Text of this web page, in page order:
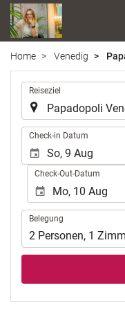
Home Venedig
Reiseziel
Check-in Datum
Check-Out-Datum
Belegung
Belegung
2 Personen, 1